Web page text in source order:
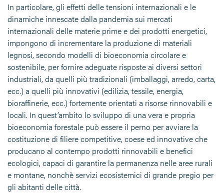
In particolare, gli effetti delle tensioni internazionali e le
dinamiche innescate dalla pandemia sui mercati
internazionali delle materie prime e dei prodotti energetici,
impongono di incrementare la produzione di materiali
legnosi, secondo modelli di bioeconomia circolare e
sostenibile, per fornire adeguate risposte ai diversi settori
industriali, da quelli più tradizionali (imballaggi, arredo, carta,
ecc.) a quelli più innovativi (edilizia, tessile, energia,
bioraffinerie, ecc.) fortemente orientati a risorse rinnovabili e
locali. In quest’ambito lo sviluppo di una vera e propria
bioeconomia forestale può essere il perno per avviare la
costituzione di filiere competitive, coese ed innovative che
producano al contempo prodotti rinnovabili e benefici
ecologici, capaci di garantire la permanenza nelle aree rurali
e montane, nonchè servizi ecosistemici di grande pregio per
gli abitanti delle città.